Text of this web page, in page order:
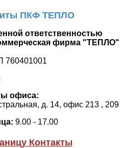
ПКФ ТЕПЛО
ответственностью
фирма "ТЕПЛО"
760401001
офиса:
д. 14, офис 213 , 209
9.00 - 17.00
Контакты